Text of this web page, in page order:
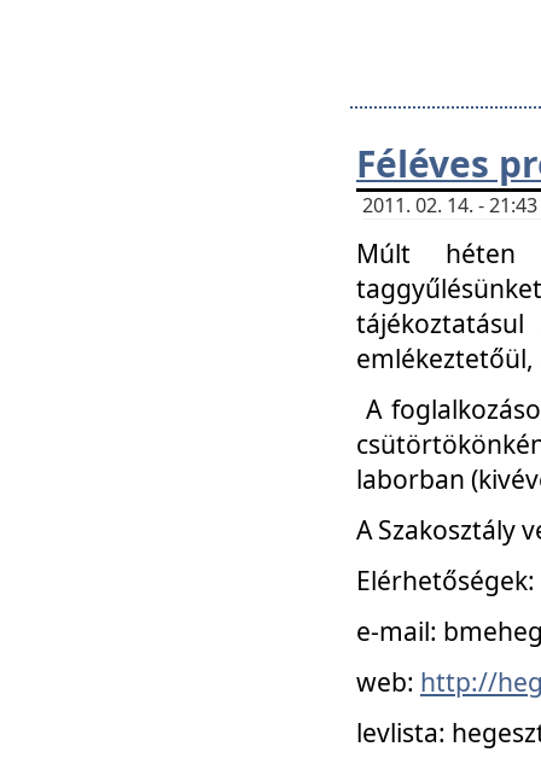
Féléves
2011. 02. 14. -
Múlt héten
emlékeztetőül,
A
laborban
A Szakosztály
Elérhetőségek:
e-mail:
web: http://
levlista: